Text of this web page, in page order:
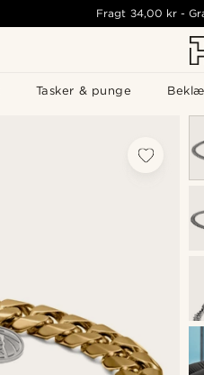
Tasker & punge
Fragt 34,00 kr-